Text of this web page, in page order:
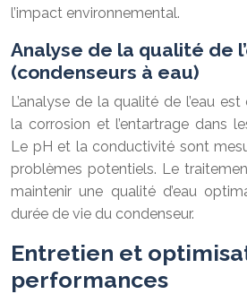
l’impact environnemental.
Analyse de la qualité de
(condenseurs à eau)
L’analyse de la qualité de l’eau
la corrosion et l’entartrage dans
Le pH et la conductivité sont
problèmes potentiels. Le
maintenir une qualité d’eau
durée de vie du condenseur.
Entretien et
performances